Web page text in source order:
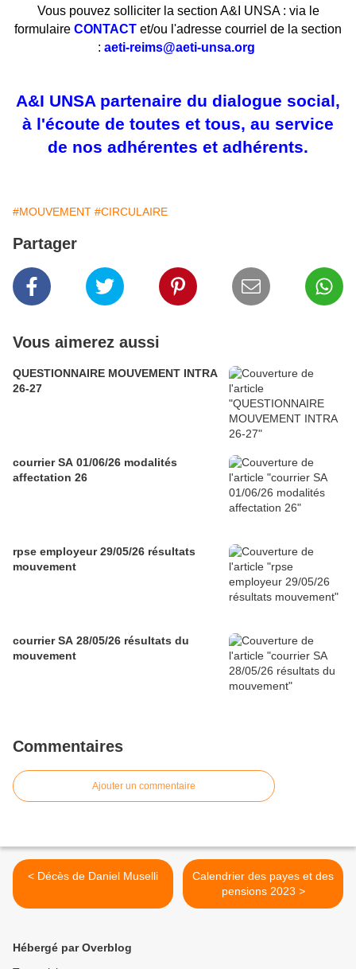
Vous pouvez solliciter la section A&I UNSA : via le
formulaire CONTACT et/ou l'adresse courriel de la section
: aeti-reims@aeti-unsa.org
A&I UNSA partenaire du dialogue social,
à l'écoute de toutes et tous, au service
de nos adhérentes et adhérents.
#MOUVEMENT #CIRCULAIRE
Partager
Vous aimerez aussi
QUESTIONNAIRE MOUVEMENT INTRA
26-27
courrier SA 01/06/26 modalités
affectation 26
rpse employeur 29/05/26 résultats
mouvement
courrier SA 28/05/26 résultats du
mouvement
Commentaires
Ajouter un commentaire
< Décès de Daniel Muselli
Calendrier des payes et des
pensions 2023 >
Hébergé par Overblog